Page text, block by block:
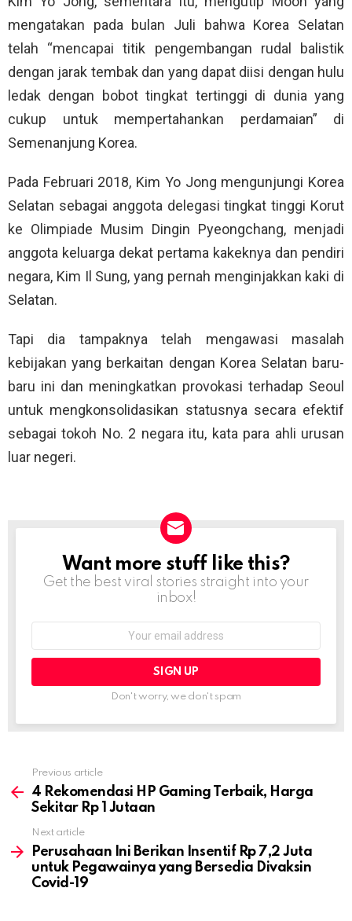
mengatakan pada bulan Juli bahwa Korea Selatan
telah “mencapai titik pengembangan rudal balistik
dengan jarak tembak dan yang dapat diisi dengan hulu
ledak dengan bobot tingkat tertinggi di dunia yang
cukup untuk mempertahankan perdamaian” di
Semenanjung Korea.
Pada Februari 2018, Kim Yo Jong mengunjungi Korea
Selatan sebagai anggota delegasi tingkat tinggi Korut
ke Olimpiade Musim Dingin Pyeongchang, menjadi
anggota keluarga dekat pertama kakeknya dan pendiri
negara, Kim Il Sung, yang pernah menginjakkan kaki di
Selatan.
Tapi dia tampaknya telah mengawasi masalah
kebijakan yang berkaitan dengan Korea Selatan baru-
baru ini dan meningkatkan provokasi terhadap Seoul
untuk mengkonsolidasikan statusnya secara efektif
sebagai tokoh No. 2 negara itu, kata para ahli urusan
luar negeri.
NEWSLETTER
Want more stuff like this?
Get the best viral stories straight into your
inbox!
Don't worry, we don't spam
more
Previous article
4 Rekomendasi HP Gaming Terbaik, Harga
Sekitar Rp 1 Jutaan
Next article
Perusahaan Ini Berikan Insentif Rp 7,2 Juta
untuk Pegawainya yang Bersedia Divaksin
Covid-19